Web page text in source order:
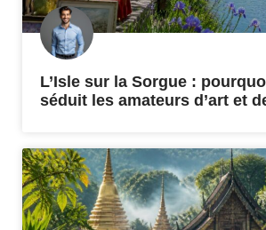
L’Isle sur la Sorgue :
séduit les amateurs d’art et